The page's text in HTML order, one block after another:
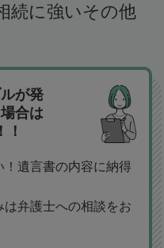
続に強いその他
が発
合は
！
遺言書の内容に納得
弁護士への相談をお